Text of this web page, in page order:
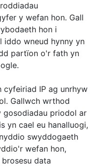
y wefan hon. Gall
hon i
wneud hynny yn
partïon o'r fath yn
IP ag unrhyw
Gallwch wrthod
priodol ar
yn cael eu hanalluogi,
swyddogaeth
wefan hon,
data